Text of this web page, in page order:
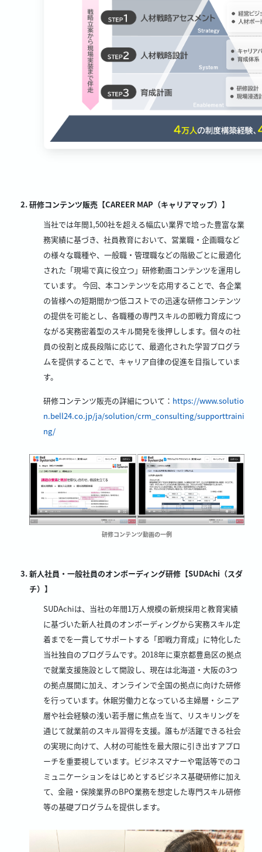
研修コンテンツ販売【CAREER MAP（キャリアマップ）】
当社では年間1,500社を超える幅広い業界で培った豊富な業
務実績に基づき、社員教育において、営業職・企画職など
の様々な職種や、一般職・管理職などの階級ごとに最適化
された「現場で真に役立つ」研修動画コンテンツを運用し
ています。 今回、本コンテンツを応用することで、各企業
の皆様への短期間かつ低コストでの迅速な研修コンテンツ
の提供を可能とし、各職種の専門スキルの即戦力育成につ
ながる実務密着型のスキル開発を後押しします。個々の社
員の役割と成長段階に応じて、最適化された学習プログラ
ムを提供することで、キャリア自律の促進を目指していま
す。
研修コンテンツ販売の詳細について： https://www.solutio
n.bell24.co.jp/ja/solution/crm_consulting/supporttraini
ng/
研修コンテンツ動画の一例
新人社員・一般社員のオンボーディング研修【SUDAchi（スダ
チ）】
SUDAchiは、当社の年間1万人規模の新規採用と教育実績
に基づいた新人社員のオンボーディングから実務スキル定
着までを一貫してサポートする「即戦力育成」に特化した
当社独自のプログラムです。2018年に東京都豊島区の拠点
で就業支援施設として開設し、現在は北海道・大阪の3つ
の拠点展開に加え、オンラインで全国の拠点に向けた研修
を行っています。休眠労働力となっている主婦層・シニア
層や社会経験の浅い若手層に焦点を当て、リスキリングを
通じて就業前のスキル習得を支援。誰もが活躍できる社会
の実現に向けて、人材の可能性を最大限に引き出すアプロ
ーチを重要視しています。ビジネスマナーや電話等でのコ
ミュニケーションをはじめとするビジネス基礎研修に加え
て、金融・保険業界のBPO業務を想定した専門スキル研修
等の基礎プログラムを提供します。